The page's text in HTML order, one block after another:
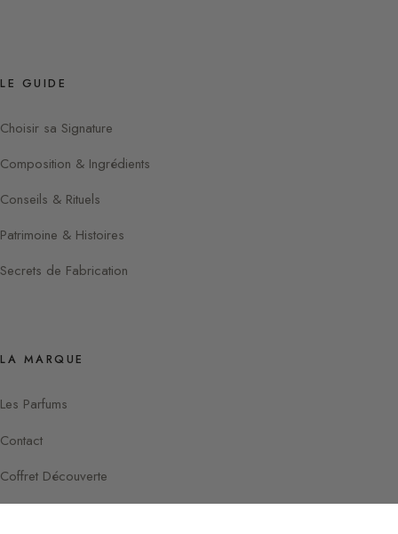
LE GUIDE
Choisir sa Signature
Composition & Ingrédients
Conseils & Rituels
Patrimoine & Histoires
Secrets de Fabrication
LA MARQUE
Les Parfums
Contact
Coffret Découverte